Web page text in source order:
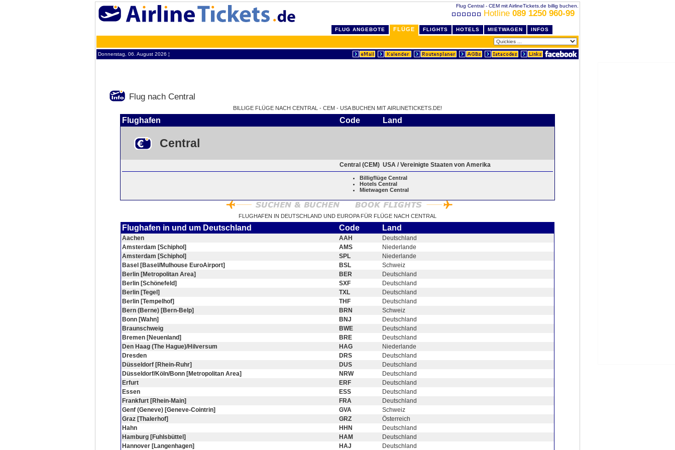
Flug Central - CEM mit AirlineTickets.de billig buchen.
Hotline 089 1250 960-99
FLUG ANGEBOTE FLÜGE FLIGHTS HOTELS MIETWAGEN INFOS
Donnerstag, 06. August 2026 ¦
Flug nach Central
BILLIGE FLÜGE NACH CENTRAL - CEM - USA BUCHEN MIT AIRLINETICKETS.DE!
Flughafen Code Land
Central
Central (CEM) USA / Vereinigte Staaten von Amerika
Billigflüge Central
Hotels Central
Mietwagen Central
FLUGHAFEN IN DEUTSCHLAND UND EUROPA FÜR FLÜGE NACH CENTRAL
Flughafen in und um Deutschland Code Land
Aachen AAH
Deutschland
Amsterdam [Schiphol]
AMS
Niederlande
Amsterdam [Schiphol]
SPL
Niederlande
Basel [Basel/Mulhouse EuroAirport]
BSL
Schweiz
Berlin [Metropolitan Area]
BER
Deutschland
Berlin [Schönefeld]
SXF
Deutschland
Berlin [Tegel]
TXL
Deutschland
Berlin [Tempelhof]
THF
Deutschland
Bern (Berne) [Bern-Belp]
BRN
Schweiz
Bonn [Wahn]
BNJ
Deutschland
Braunschweig
BWE
Deutschland
Bremen [Neuenland]
BRE
Deutschland
Den Haag (The Hague)/Hilversum
HAG
Niederlande
Dresden
DRS
Deutschland
Düsseldorf [Rhein-Ruhr]
DUS
Deutschland
Düsseldorf/Köln/Bonn [Metropolitan Area]
NRW
Deutschland
Erfurt
ERF
Deutschland
Essen
ESS
Deutschland
Frankfurt [Rhein-Main]
FRA
Deutschland
Genf (Geneve) [Geneve-Cointrin]
GVA
Schweiz
Graz [Thalerhof]
GRZ
Österreich
Hahn
HHN
Deutschland
Hamburg [Fuhlsbüttel]
HAM
Deutschland
Hannover [Langenhagen]
HAJ
Deutschland